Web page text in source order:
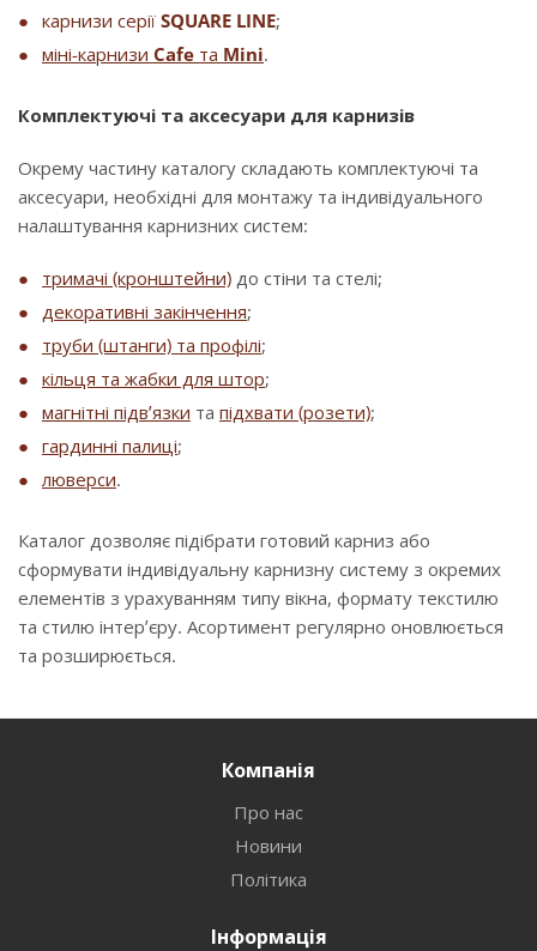
карнизи серії SQUARE LINE;
міні-карнизи Cafe та Mini.
Комплектуючі та аксесуари для карнизів
Окрему частину каталогу складають комплектуючі та
аксесуари, необхідні для монтажу та індивідуального
налаштування карнизних систем:
тримачі (кронштейни) до стіни та стелі;
декоративні закінчення;
труби (штанги) та профілі;
кільця та жабки для штор;
магнітні підв’язки та підхвати (розети);
гардинні палиці;
люверси.
Каталог дозволяє підібрати готовий карниз або
сформувати індивідуальну карнизну систему з окремих
елементів з урахуванням типу вікна, формату текстилю
та стилю інтер’єру. Асортимент регулярно оновлюється
та розширюється.
Компанія
Про нас
Новини
Політика
Інформація